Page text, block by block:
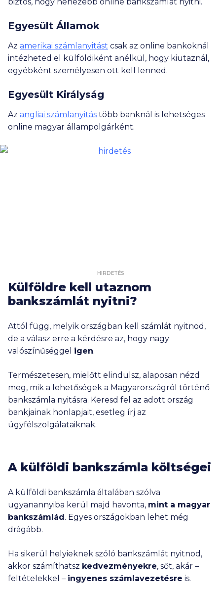
Egyesült Államok
Az amerikai számlanyitást csak az online bankoknál
intézheted el külföldiként anélkül, hogy kiutaznál,
egyébként személyesen ott kell lenned.
Egyesült Királyság
Az angliai számlanyitás több banknál is lehetséges
online magyar állampolgárként.
HIRDETÉS
Külföldre kell utaznom
bankszámlát nyitni?
Attól függ, melyik országban kell számlát nyitnod,
de a válasz erre a kérdésre az, hogy nagy
valószínűséggel igen.
Természetesen, mielőtt elindulsz, alaposan nézd
meg, mik a lehetőségek a Magyarországról történő
bankszámla nyitásra. Keresd fel az adott ország
bankjainak honlapjait, esetleg írj az
ügyfélszolgálataiknak.
A külföldi bankszámla költségei
A külföldi bankszámla általában szólva
ugyanannyiba kerül majd havonta, mint a magyar
bankszámlád. Egyes országokban lehet még
drágább.
Ha sikerül helyieknek szóló bankszámlát nyitnod,
akkor számíthatsz kedvezményekre, sőt, akár –
feltételekkel – ingyenes számlavezetésre is.